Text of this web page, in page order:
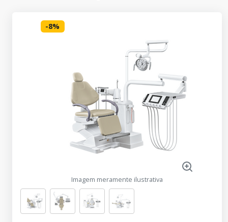
-8%
Imagem meramente ilustrativa